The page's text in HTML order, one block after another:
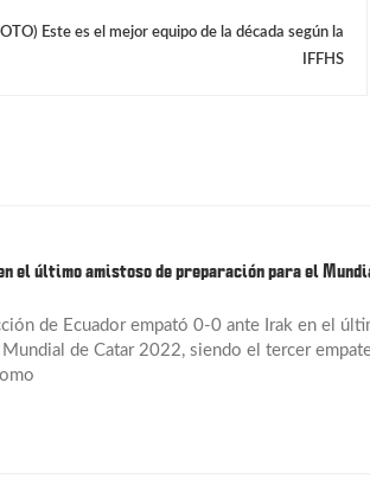
Este es el mejor equipo de la década según la
IFFHS
el último amistoso de preparación para el
de Ecuador empató 0-0 ante Irak en el
de Catar 2022, siendo el tercer